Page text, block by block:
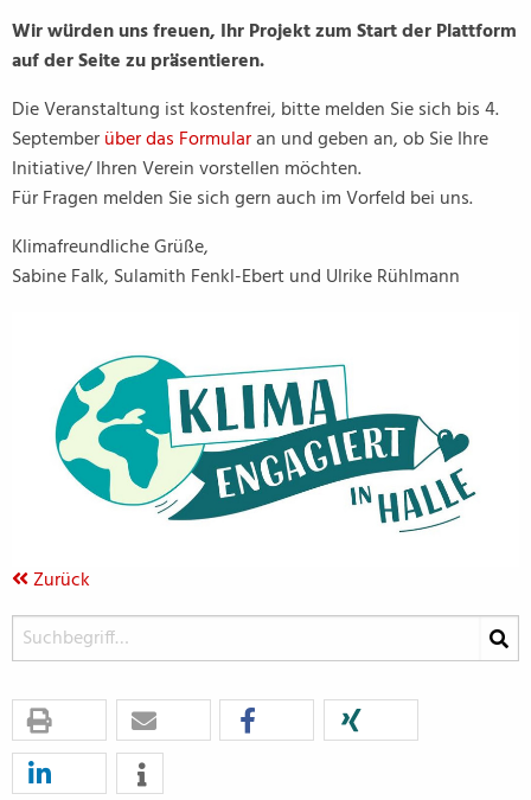
Wir würden uns freuen, Ihr Projekt zum Start der Plattform
auf der Seite zu präsentieren.
Die Veranstaltung ist kostenfrei, bitte melden Sie sich bis 4.
Septemberüber das Formularan und geben an, ob Sie Ihre
Initiative/ Ihren Verein vorstellen möchten.
Für Fragen melden Sie sich gern auch im Vorfeld bei uns.
Klimafreundliche Grüße,
Sabine Falk, Sulamith Fenkl-Ebert und Ulrike Rühlmann
Zurück